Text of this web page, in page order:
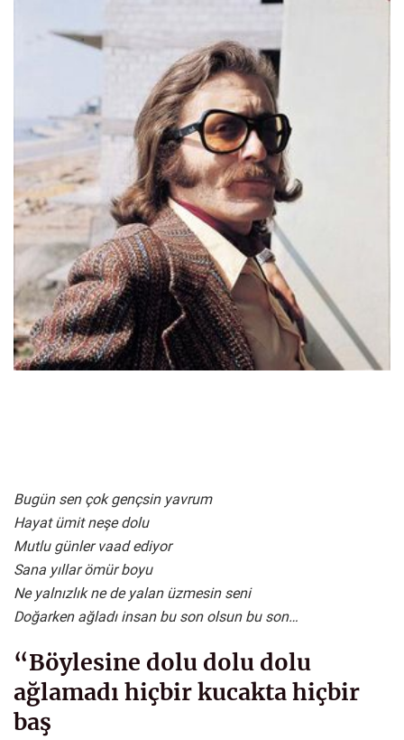
Bugün sen çok gençsin yavrum
Hayat ümit neşe dolu
Mutlu günler vaad ediyor
Sana yıllar ömür boyu
Ne yalnızlık ne de yalan üzmesin seni
Doğarken ağladı insan bu son olsun bu son…
“Böylesine dolu dolu dolu
ağlamadı hiçbir kucakta hiçbir
baş